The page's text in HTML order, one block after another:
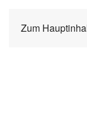
Zum